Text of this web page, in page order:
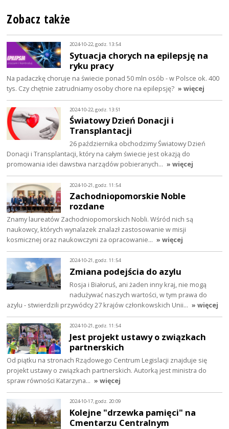
Zobacz także
2024-10-22, godz. 13:54
Sytuacja chorych na epilepsję na
ryku pracy
Na padaczkę choruje na świecie ponad 50 mln osób - w Polsce ok. 400
tys. Czy chętnie zatrudniamy osoby chore na epilepsję? » więcej
2024-10-22, godz. 13:51
Światowy Dzień Donacji i
Transplantacji
26 października obchodzimy Światowy Dzień
Donacji i Transplantacji, który na całym świecie jest okazją do
promowania idei dawstwa narządów pobieranych… » więcej
2024-10-21, godz. 11:54
Zachodniopomorskie Noble
rozdane
Znamy laureatów Zachodniopomorskich Nobli. Wśród nich są
naukowcy, których wynalazek znalazł zastosowanie w misji
kosmicznej oraz naukowczyni za opracowanie… » więcej
2024-10-21, godz. 11:54
Zmiana podejścia do azylu
Rosja i Białoruś, ani żaden inny kraj, nie mogą
nadużywać naszych wartości, w tym prawa do
azylu - stwierdzili przywódcy 27 krajów członkowskich Unii… » więcej
2024-10-21, godz. 11:54
Jest projekt ustawy o związkach
partnerskich
Od piątku na stronach Rządowego Centrum Legislacji znajduje się
projekt ustawy o związkach partnerskich. Autorką jest ministra do
spraw równości Katarzyna… » więcej
2024-10-17, godz. 20:09
Kolejne "drzewka pamięci" na
Cmentarzu Centralnym